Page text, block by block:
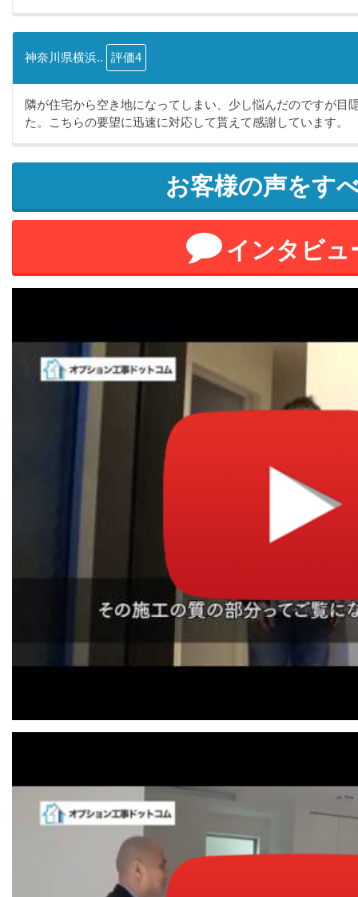
神奈川県横浜.. 評価4
隣が住宅から空き地になってしまい、少し悩んだのですが目
た。こちらの要望に迅速に対応して貰えて感謝しています。
お客様の声をす
インタビュ